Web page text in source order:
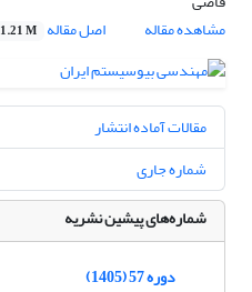
مشاهده مقاله
اصل مقاله 1.21 M
مقالات آماده انتشار
شماره جاری
شماره‌های پیشین نشریه
دوره 57 (1405)